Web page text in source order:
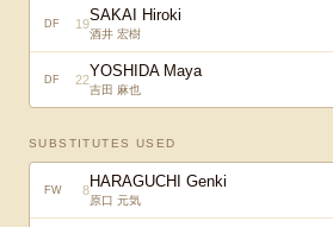
DF 19SAKAI Hiroki
酒井 宏樹
DF 22YOSHIDA Maya
吉田 麻也
SUBSTITUTES USED
FW 8HARAGUCHI Genki
原口 元気